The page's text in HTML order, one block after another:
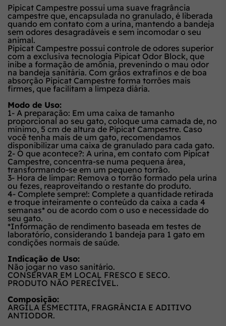
Pipicat Campestre possui uma suave fragrância
campestre que, encapsulada no granulado, é liberada
quando em contato com a urina, mantendo a bandeja
sem odores desagradáveis e sem incomodar o seu
animal.
Pipicat Campestre possui controle de odores superior
com a exclusiva tecnologia Pipicat Odor Block, que
inibe a formação de amônia, prevenindo o mau odor
na bandeja sanitária. Com grãos extrafinos e de boa
absorção Pipicat Campestre forma torrões mais
firmes, que facilitam a limpeza diária.
Modo de Uso:
1- A preparação: Em uma caixa de tamanho
proporcional ao seu gato, coloque uma camada de, no
mínimo, 5 cm de altura de Pipicat Campestre. Caso
você tenha mais de um gato, recomendamos
disponibilizar uma caixa de granulado para cada gato.
2- O que acontece?: A urina, em contato com Pipicat
Campestre, concentra-se numa pequena área,
transformando-se em um pequeno torrão.
3- Hora de limpar: Remova o torrão formado pela urina
ou fezes, reaproveitando o restante do produto.
4- Complete sempre!: Complete a quantidade retirada
e troque inteiramente o conteúdo da caixa a cada 4
semanas* ou de acordo com o uso e necessidade do
seu gato.
*Informação de rendimento baseada em testes de
laboratório, considerando 1 bandeja para 1 gato em
condições normais de saúde.
Indicação de Uso:
Não jogar no vaso sanitário.
CONSERVAR EM LOCAL FRESCO E SECO.
PRODUTO NÃO PERECÍVEL.
Composição:
ARGILA ESMECTITA, FRAGRÂNCIA E ADITIVO
ANTIODOR.